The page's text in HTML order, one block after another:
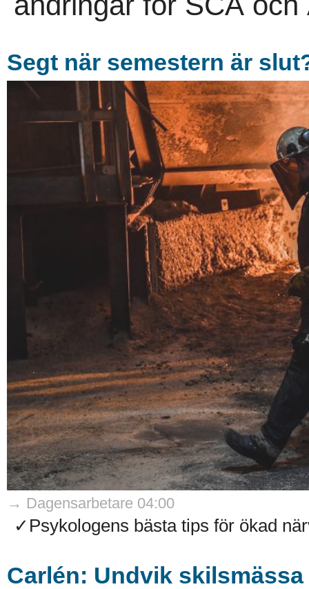
Segt när semestern är
→ Dagensarbetare 04:00
✓Psykologens bästa tips för ökad
Carlén: Undvik